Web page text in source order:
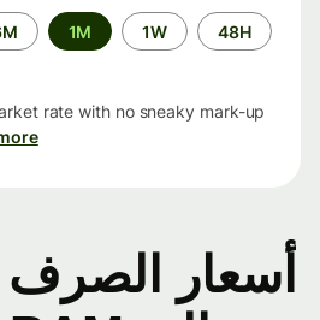
الفترة
الزمنية
48H
1W
1M
6M
rate with no sneaky mark-up
more